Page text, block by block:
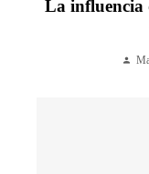
La influencia